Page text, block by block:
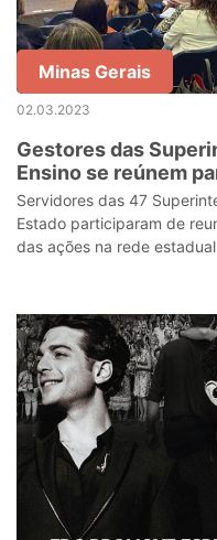
Minas Gerais
02.03.2023
Gestores das
Ensino se reúnem
estratégico de 2023
Servidores das 47
Estado participaram de
das ações na rede